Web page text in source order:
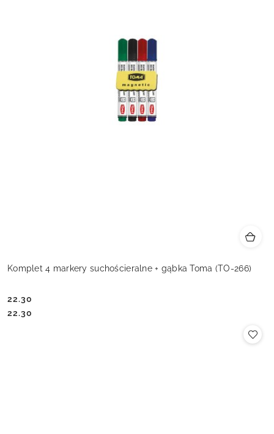
Komplet 4 markery suchościeralne + gąbka Toma (TO-266)
Cena:
22.30
Cena:
22.30